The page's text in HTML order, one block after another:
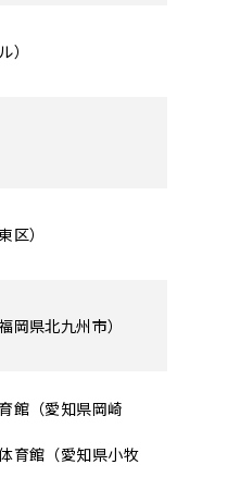
）
区）
岡県北九州市）
館（愛知県岡崎
育館（愛知県小牧